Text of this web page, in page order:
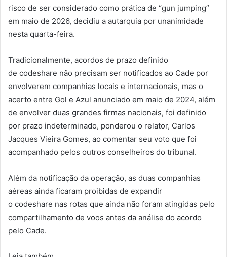
risco de ser considerado como prática de “gun jumping”
em maio de 2026, decidiu a autarquia por unanimidade
nesta quarta-feira.
Tradicionalmente, acordos de prazo definido
de codeshare não precisam ser notificados ao Cade por
envolverem companhias locais e internacionais, mas o
acerto entre Gol e Azul anunciado em maio de 2024, além
de envolver duas grandes firmas nacionais, foi definido
por prazo indeterminado, ponderou o relator, Carlos
Jacques Vieira Gomes, ao comentar seu voto que foi
acompanhado pelos outros conselheiros do tribunal.
Além da notificação da operação, as duas companhias
aéreas ainda ficaram proibidas de expandir
o codeshare nas rotas que ainda não foram atingidas pelo
compartilhamento de voos antes da análise do acordo
pelo Cade.